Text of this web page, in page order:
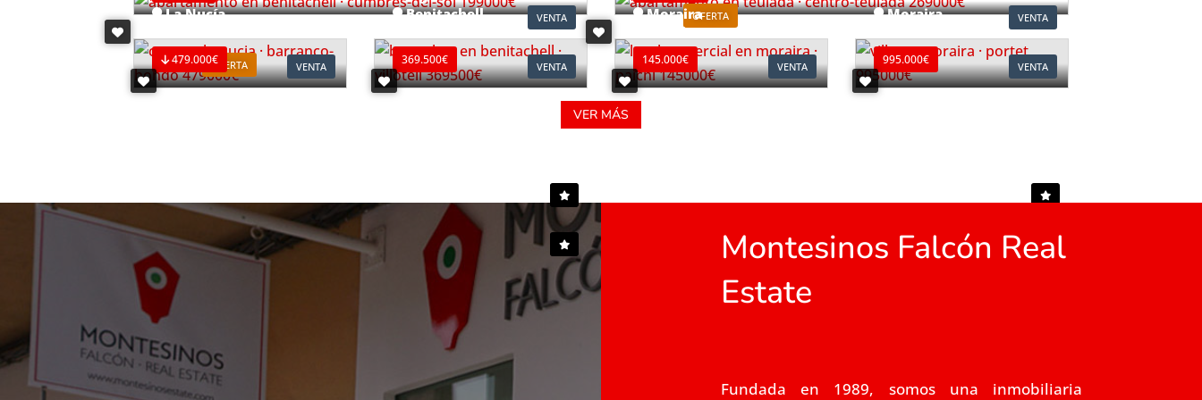
VENTA OFERTA VENTA
OFERTA VENTA
La Nucía
479.000€
VENTA
Benitachell
369.500€
VENTA
Moraira
Ref. L0196
145.000€
VENTA
Moraira
995.000€
VER MÁS
Montesinos Falcón Real
Estate
Fundada en 1989, somos una inmobiliaria